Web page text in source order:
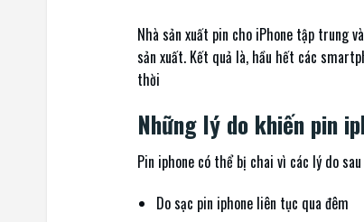
Nhà sản xuất pin cho iPhone tập trung
sản xuất. Kết quả là, hầu hết các
thời
Những lý do khiến pin
Pin iphone có thể bị chai vì các lý do sau
Do sạc pin iphone liên tục qua đêm